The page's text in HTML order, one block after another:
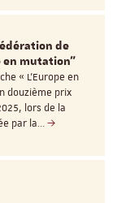
de
en mutation"
« L’Europe en
douzième prix
lors de la
par la…